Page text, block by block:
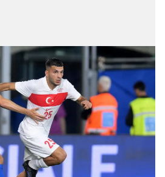
Korunması Kanunu uyarınca
Metnimizi okumak ve sitemizde
kullanılan çerezlerle ilgili bilgi
.